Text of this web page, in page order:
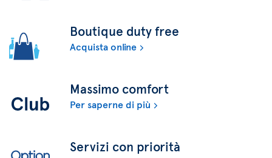
Boutique duty free
Acquista online
Massimo comfort
Per saperne di più
Servizi con priorità